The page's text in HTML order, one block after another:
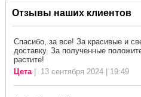
Отзывы наших клиентов
Спасибо, за все! За красивые и
доставку. За полученные
растите!
Цета| 13 сентября 2024 | 19:49